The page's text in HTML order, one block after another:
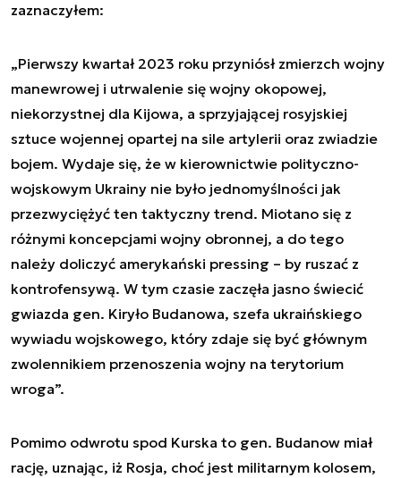
zaznaczyłem:
„Pierwszy kwartał 2023 roku przyniósł zmierzch wojny
manewrowej i utrwalenie się wojny okopowej,
niekorzystnej dla Kijowa, a sprzyjającej rosyjskiej
sztuce wojennej opartej na sile artylerii oraz zwiadzie
bojem. Wydaje się, że w kierownictwie polityczno-
wojskowym Ukrainy nie było jednomyślności jak
przezwyciężyć ten taktyczny trend. Miotano się z
różnymi koncepcjami wojny obronnej, a do tego
należy doliczyć amerykański pressing – by ruszać z
kontrofensywą. W tym czasie zaczęła jasno świecić
gwiazda gen. Kiryło Budanowa, szefa ukraińskiego
wywiadu wojskowego, który zdaje się być głównym
zwolennikiem przenoszenia wojny na terytorium
wroga”.
Pomimo odwrotu spod Kurska to gen. Budanow miał
rację, uznając, iż Rosja, choć jest militarnym kolosem,